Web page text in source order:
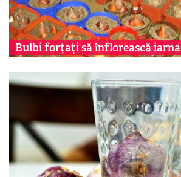
Bulbi forțați să înflorească iarna